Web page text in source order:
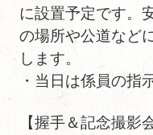
に設置予定です。
の場所や公道など
します。
・当日は係員の指
【握手＆記念撮影